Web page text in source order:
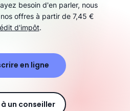
besoin d'en parler, nous
offres à partir de 7,45 €
d'impôt.
en ligne
un conseiller